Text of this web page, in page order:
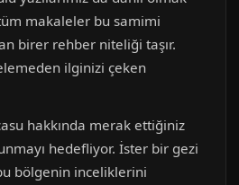
makaleler bu samimi
birer rehber niteliği taşır.
ilginizi çeken
hakkında merak ettiğiniz
hedefliyor. İster bir gezi
bölgenin inceliklerini